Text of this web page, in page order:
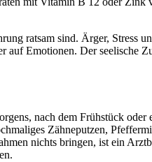
ratsam sind. Ärger, Stress
Emotionen. Der seelische
nach dem Frühstück
Zähneputzen,
nichts bringen, ist ein